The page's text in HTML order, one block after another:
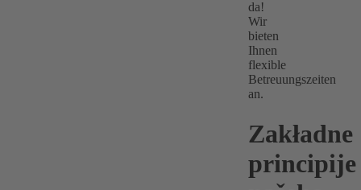
da!
Wir
bieten
Ihnen
flexible
Betreuungszeiten
an.
Zakładne
principije